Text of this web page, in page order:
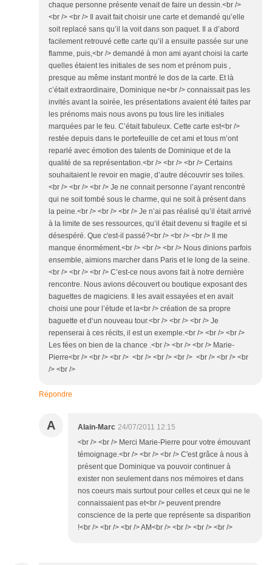
chaque personne présente venait de faire un dessin.<br />
<br /> <br /> Il avait fait choisir une carte et demandé qu’elle
soit replacé sans qu’il la voit dans son paquet. Il a d’abord
facilement retrouvé cette carte qu’il a ensuite passée sur une
flamme, puis,<br /> demandé à mon ami ayant choisi la carte
quelles étaient les initiales de ses nom et prénom puis ,
presque au même instant montré le dos de la carte. Et là
c’était extraordinaire, Dominique ne<br /> connaissait pas les
invités avant la soirée, les présentations avaient été faites par
les prénoms mais nous avons pu tous lire les initiales
marquées par le feu. C’était fabuleux. Cette carte est<br />
restée depuis dans le portefeuille de cet ami et tous m’ont
reparlé avec émotion des talents de Dominique et de la
qualité de sa représentation.<br /> <br /> <br /> Certains
souhaitaient le revoir en magie, d’autre découvrir ses toiles.
<br /> <br /> <br /> Je ne connait personne l’ayant rencontré
qui ne soit tombé sous le charme, qui ne soit à présent dans
la peine.<br /> <br /> <br /> Je n’ai pas réalisé qu’il était arrivé
à la limite de ses ressources, qu’il était devenu si fragile et si
désespéré. Que c'est-il passé?<br /> <br /> <br /> Il me
manque énormément.<br /> <br /> <br /> Nous dinions parfois
ensemble, aimions marcher dans Paris et le long de la seine.
<br /> <br /> <br /> C’est-ce nous avons fait à notre dernière
rencontre. Nous avions découvert ou boutique exposant des
baguettes de magiciens. Il les avait essayées et en avait
choisi une pour l’étude et la<br /> création de sa propre
baguette et d‘un nouveau tour.<br /> <br /> <br /> Je
repenserai à ces récits, il est un exemple.<br /> <br /> <br />
Les fées on bien de la chance .<br /> <br /> <br /> Marie-
Pierre<br /> <br /> <br /> <br /> <br /> <br /> <br /> <br /> <br
/> <br />
Répondre
A Alain-Marc 24/07/2011 12:15
<br /> <br /> Merci Marie-Pierre pour votre émouvant
témoignage.<br /> <br /> <br /> C'est grâce à nous à
présent que Dominique va pouvoir continuer à
exister non seulement dans nos mémoires et dans
nos coeurs mais surtout pour celles et ceux qui ne le
connaissaient pas et<br /> peuvent prendre
conscience de la perte que représente sa disparition
!<br /> <br /> <br /> AM<br /> <br /> <br /> <br />